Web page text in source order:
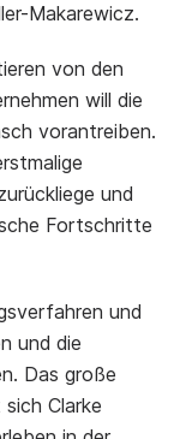
Makarewicz.
von den
will die
vorantreiben.
und
Fortschritte
und
und die
Das große
Clarke